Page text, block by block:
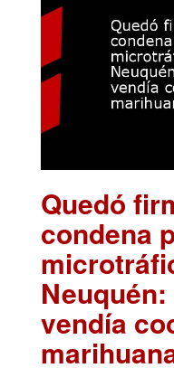
Quedó
condena
vendía